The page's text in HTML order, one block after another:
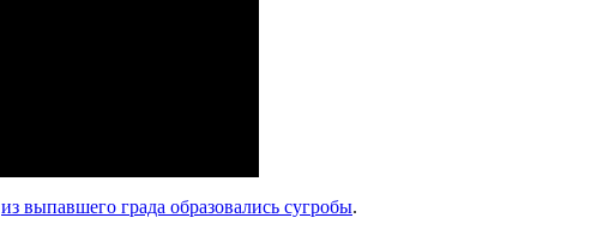
из выпавшего града образовались сугробы.